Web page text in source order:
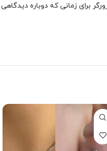
برای زمانی که دوباره دیدگاهی